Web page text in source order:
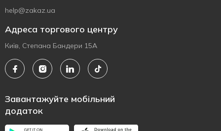
help@zakaz.ua
Адреса торгового центру
Київ, Степана Бандери 15А
Завантажуйте мобільний
додаток